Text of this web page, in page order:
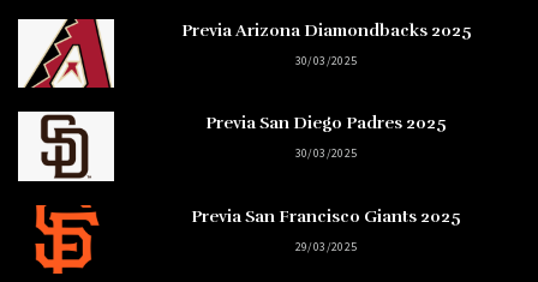
Previa Arizona Diamondbacks 2025
30/03/2025
Previa San Diego Padres 2025
30/03/2025
Previa San Francisco Giants 2025
29/03/2025